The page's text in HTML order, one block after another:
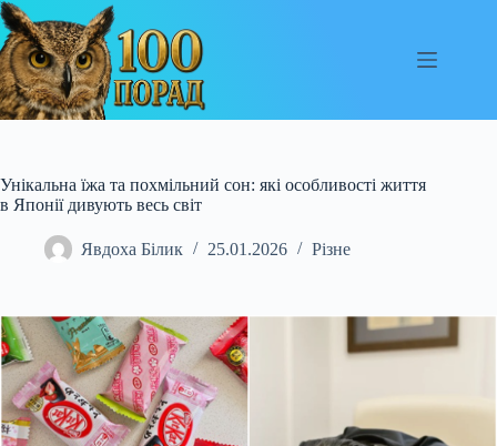
Перейти
до
вмісту
Унікальна їжа та похмільний сон: які особливості життя
в Японії дивують весь світ
Явдоха Білик 25.01.2026 Різне